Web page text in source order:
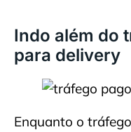
Indo além do
para delivery
Enquanto o